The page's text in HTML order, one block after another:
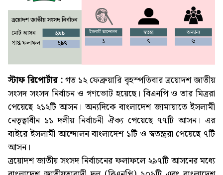
স্টাফ রিপোর্টার :গত ১২ ফেব্রুয়ারি বৃহস্পতিবার ত্রয়োদশ জাতীয়
সংসদ সংসদ নির্বাচন ও গণভোট হয়েছে। বিএনপি ও তার মিত্ররা
পেয়েছে ২১২টি আসন। অন্যদিকে বাংলাদেশ জামায়াতে ইসলামী
নেতৃত্বাধীন ১১ দলীয় নির্বাচনী ঐক্য পেয়েছে ৭৭টি আসন। এর
বাইরে ইসলামী আন্দোলন বাংলাদেশ ১টি ও স্বতন্ত্ররা পেয়েছে ৭টি
আসন।
ত্রয়োদশ জাতীয় সংসদ নির্বাচনের ফলাফলে ২৯৭টি আসনের মধ্যে